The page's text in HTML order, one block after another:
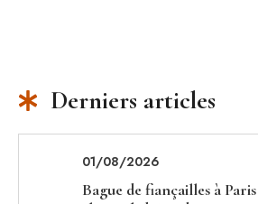
Derniers articles
01/08/2026